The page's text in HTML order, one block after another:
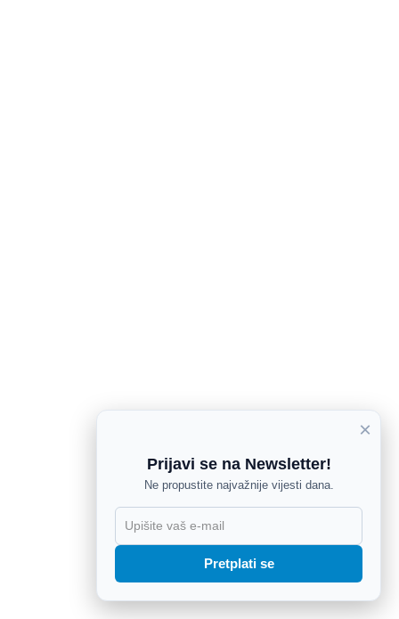
×
Prijavi se na Newsletter!
Ne propustite najvažnije vijesti dana.
Pretplati se